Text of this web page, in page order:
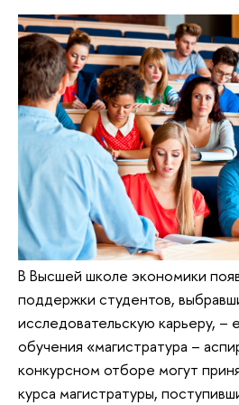
В Высшей школе экономики
поддержки студентов,
исследовательскую карьеру, –
обучения «магистратура –
конкурсном отборе могут
курса магистратуры,